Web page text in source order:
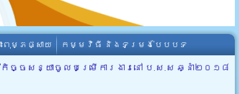
ះពុម្ភផ្សាយ កម្មវិធី និងទម្រង់បែបបទ
ចសន្យាចូលបម្រើការងារនៅ ប.ស.ស ឆ្នាំ២០១៨